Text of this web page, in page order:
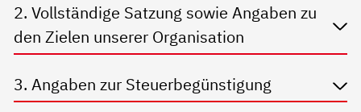
2. Vollständige Satzung sowie Angaben zu
den Zielen unserer Organisation
3. Angaben zur Steuerbegünstigung